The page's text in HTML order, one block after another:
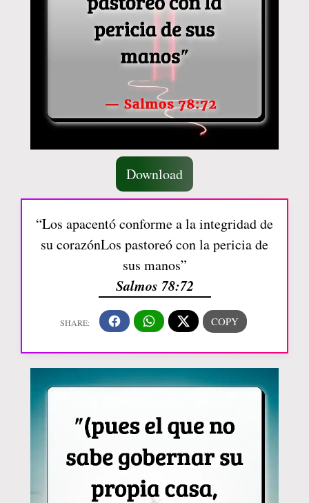
Download
“Los apacentó conforme a la integridad de
su corazónLos pastoreó con la pericia de
sus manos”
Salmos 78:72